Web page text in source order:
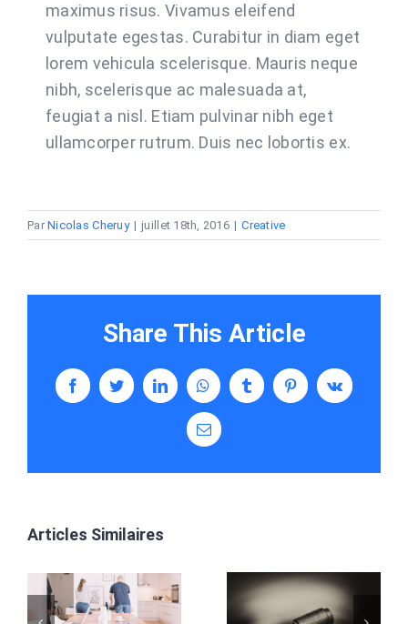
maximus risus. Vivamus eleifend
vulputate egestas. Curabitur in diam eget
lorem vehicula scelerisque. Mauris neque
nibh, scelerisque ac malesuada at,
feugiat a nisl. Etiam pulvinar nibh eget
ullamcorper rutrum. Duis nec lobortis ex.
ParNicolas Cheruy | juillet 18th, 2016 | Creative
Share This Article
FacebookTwitterLinkedInWhatsAppTumblrPinterestVk
Email
Articles Similaires